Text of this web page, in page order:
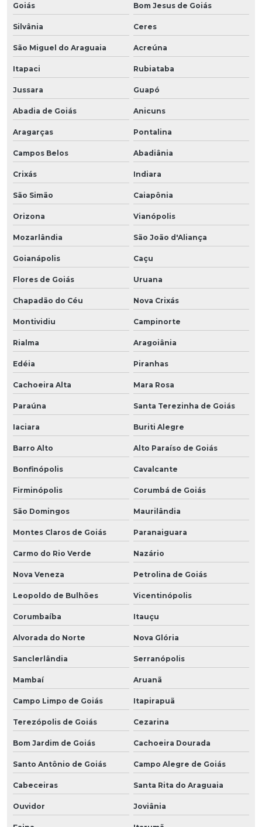
Goiás Bom Jesus de Goiás
Silvânia Ceres
São Miguel do Araguaia Acreúna
Itapaci Rubiataba
Jussara Guapó
Abadia de Goiás Anicuns
Aragarças Pontalina
Campos Belos Abadiânia
Crixás Indiara
São Simão Caiapônia
Orizona Vianópolis
Mozarlândia São João d'Aliança
Goianápolis Caçu
Flores de Goiás Uruana
Chapadão do Céu Nova Crixás
Montividiu Campinorte
Rialma Aragoiânia
Edéia Piranhas
Cachoeira Alta Mara Rosa
Paraúna Santa Terezinha de Goiás
Iaciara Buriti Alegre
Barro Alto Alto Paraíso de Goiás
Bonfinópolis Cavalcante
Firminópolis Corumbá de Goiás
São Domingos Maurilândia
Montes Claros de Goiás Paranaiguara
Carmo do Rio Verde Nazário
Nova Veneza Petrolina de Goiás
Leopoldo de Bulhões Vicentinópolis
Corumbaíba Itauçu
Alvorada do Norte Nova Glória
Sanclerlândia Serranópolis
Mambaí Aruanã
Campo Limpo de Goiás Itapirapuã
Terezópolis de Goiás Cezarina
Bom Jardim de Goiás Cachoeira Dourada
Santo Antônio de Goiás Campo Alegre de Goiás
Cabeceiras Santa Rita do Araguaia
Ouvidor Joviânia